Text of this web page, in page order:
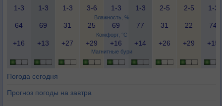
Влажность, %
Комфорт, °C
Магнитные бури
1-3
1-3
1-3
3-6
1-3
1-3
2-5
2-5
1-3
64 69 31 25 69 77 31 22 74
+16 +13 +27 +29 +16 +14 +26 +29 +15
Погода сегодня
Прогноз погоды на завтра